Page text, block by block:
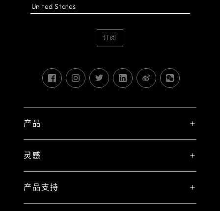
订阅
产品
H 系统
灵感
产品支持